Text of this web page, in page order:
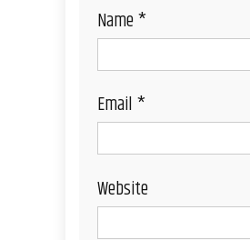
Name*
Email*
Website